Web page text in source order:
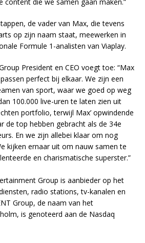
de vader van Max, die tevens
op zijn naam staat, meewerken in
Formule 1-analisten van Viaplay.
President en CEO voegt toe: “Max
perfect bij elkaar. We zijn een
van sport, waar we goed op weg
100.000 live-uren te laten zien uit
portfolio, terwijl Max’ opwindende
de top hebben gebracht als de 34e
En we zijn allebei klaar om nog
kijken ernaar uit om nauw samen te
en charismatische superster.”
Group is aanbieder op het
radio stations, tv-kanalen en
Group, de naam van het
is genoteerd aan de Nasdaq